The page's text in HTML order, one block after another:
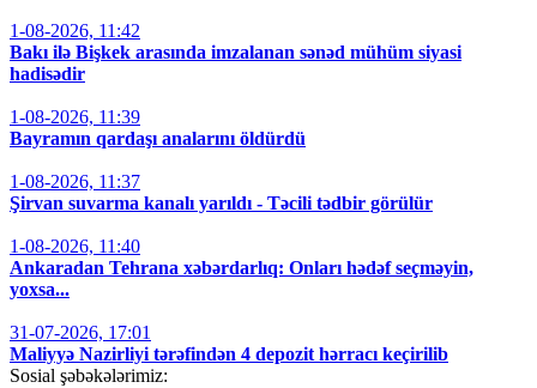
1-08-2026, 11:42
Bakı ilə Bişkek arasında imzalanan sənəd mühüm siyasi
hadisədir
1-08-2026, 11:39
Bayramın qardaşı analarını öldürdü
1-08-2026, 11:37
Şirvan suvarma kanalı yarıldı - Təcili tədbir görülür
1-08-2026, 11:40
Ankaradan Tehrana xəbərdarlıq: Onları hədəf seçməyin,
yoxsa...
31-07-2026, 17:01
Maliyyə Nazirliyi tərəfindən 4 depozit hərracı keçirilib
Sosial şəbəkələrimiz: